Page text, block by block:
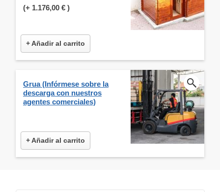
(+ 1.176,00 € )
+ Añadir al carrito
Grua (Infórmese sobre la
descarga con nuestros
agentes comerciales)
+ Añadir al carrito